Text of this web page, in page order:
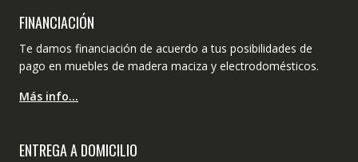
FINANCIACIÓN
Te damos financiación de acuerdo a tus posibilidades de
pago en muebles de madera maciza y electrodomésticos.
Más info…
ENTREGA A DOMICILIO